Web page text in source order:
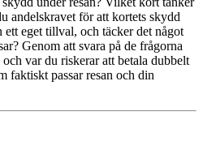
andelskravet för att kortets skydd
ett eget tillval, och täcker det något
Genom att svara på de frågorna
var du riskerar att betala dubbelt
passar resan och din